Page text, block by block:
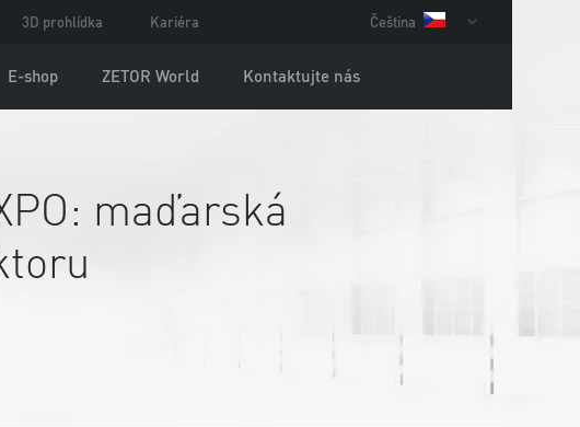
3D prohlídka Kariéra Čeština
E-shop ZETOR World Kontaktujte nás
maďarská